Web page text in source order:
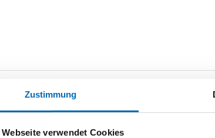
Zustimmung
Webseite verwendet Cookies
1020mm U-Stulp 24x6x6x2,5mm L:2285,0mm